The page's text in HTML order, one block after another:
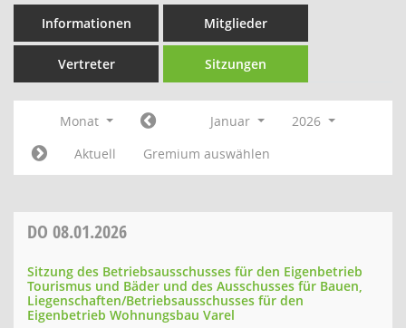
Informationen Mitglieder
Vertreter Sitzungen
Monat Januar
2026
Aktuell
Gremium auswählen
DO 08.01.2026
Sitzung des Betriebsausschusses für den Eigenbetrieb
Tourismus und Bäder und des Ausschusses für Bauen,
Liegenschaften/Betriebsausschusses für den
Eigenbetrieb Wohnungsbau Varel